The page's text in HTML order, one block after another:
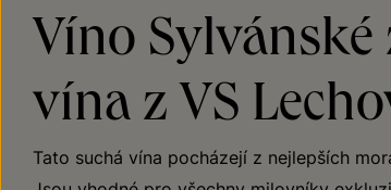
Víno
vína z VS
Tato suchá vína pocházejí z nejlepších